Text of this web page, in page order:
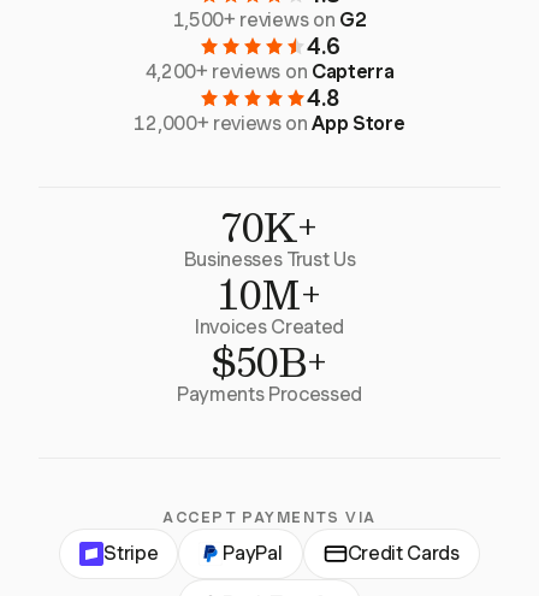
1,500+ reviews on G2
4.6
4,200+ reviews on Capterra
4.8
12,000+ reviews onApp Store
70K+
Businesses Trust Us
10M+
Invoices Created
$50B+
Payments Processed
ACCEPT PAYMENTS VIA
Stripe PayPal Credit Cards